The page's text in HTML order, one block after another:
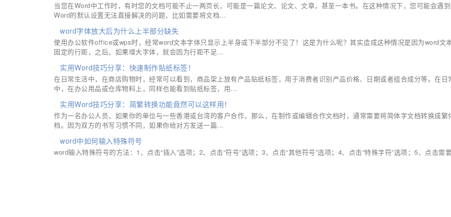
当您在Word中工作时，有时您的文档可能不止一两页长，可能是一篇论文、论文、文章，甚至一本书。在这种情况下，您可能会遇
Word的默认设置无法直接解决的问题，比如需要将文档...
word字体放大后为什么上半部分缺失
使用办公软件office或wps时，经常word文本字体只显示上半身或下半部分不见了！这是为什么呢？其实造成这种情况是因为word文
固定的行距，之后，如果增大字体，就会因为行距不足...
实用Word技巧分享：快速制作贴纸标签！
在日常生活中，在商店购物时，经常可以看到，商品架上放有产品贴纸标签，用于消费者识别产品价格、日期或者组合成分等。在日
中，在办公用品或仓库物料上，同样也能看到贴纸标签，用...
实用Word技巧分享：简繁转换功能竟然可以这样用！
作为一名办公人员，如果你的单位与一些香港或台湾的客户合作，那么，在制作或编辑合作文档时，通常需要将简体字文档转换成繁
档。因为双方的书写习惯不同，如果你给对方发送一篇...
word中如何输入特殊符号
word输入特殊符号的方法：1、点击“插入”选项；2、点击“符号”选项；3、点击“其他符号”选项；4、点击“特殊字符”选项；5、点击需